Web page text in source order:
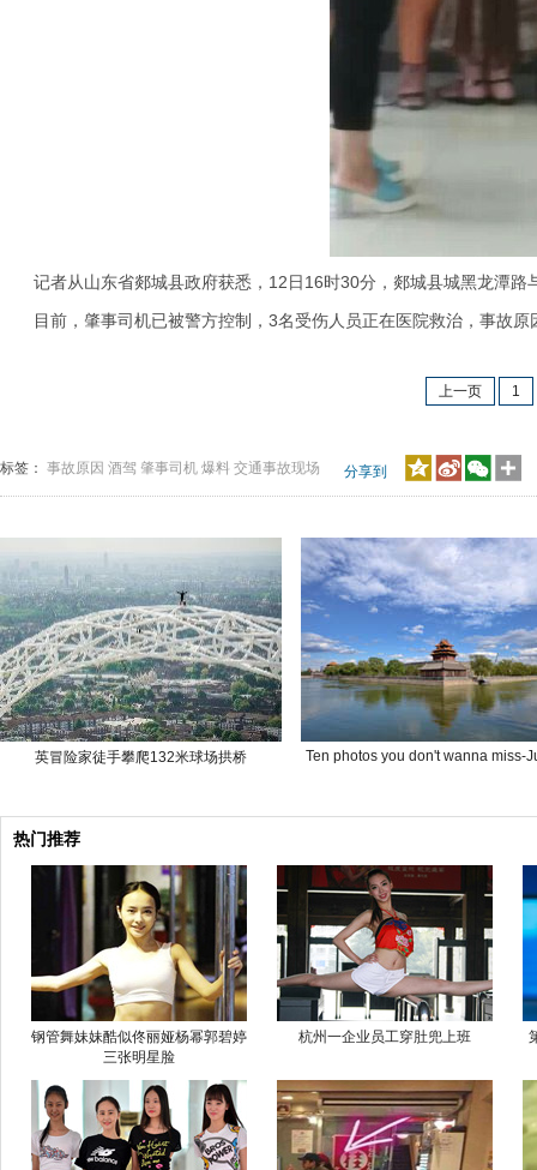
记者从山东省郯城县政府获悉，12日16时30分，郯城县城黑龙潭路
目前，肇事司机已被警方控制，3名受伤人员正在医院救治，事故原
上一页 1
标签： 事故原因 酒驾 肇事司机 爆料 交通事故现场 分享到
英冒险家徒手攀爬132米球场拱桥 Ten photos you don't wanna miss-
热门推荐
钢管舞妹妹酷似佟丽娅杨幂郭碧婷
三张明星脸
杭州一企业员工穿肚兜上班